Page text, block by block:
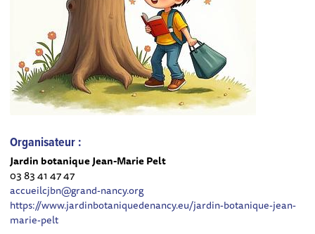
Organisateur :
Jardin botanique Jean-Marie Pelt
03 83 41 47 47
accueilcjbn@grand-nancy.org
https://www.jardinbotaniquedenancy.eu/jardin-botanique-jean-
marie-pelt